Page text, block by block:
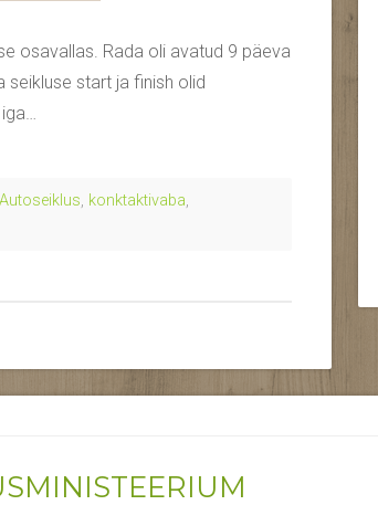
osavallas. Rada oli avatud 9 päeva
seikluse start ja finish olid
Autoseiklus, konktaktivaba,